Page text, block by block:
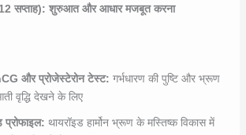
सप्ताह): शुरुआत और आधार मजबूत करना
और प्रोजेस्टेरोन टेस्ट: गर्भधारण की पुष्टि और भ्रूण
वृद्धि देखने के लिए
प्रोफाइल: थायरॉइड हार्मोन भ्रूण के मस्तिष्क विकास में